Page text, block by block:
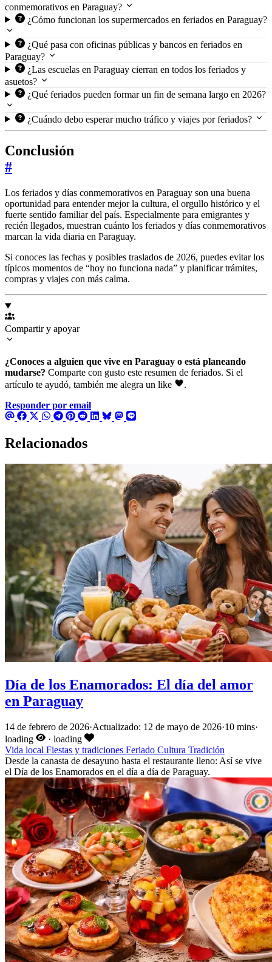
conmemorativos en Paraguay?
¿Cómo funcionan los supermercados en feriados en Paraguay?
¿Qué pasa con oficinas públicas y bancos en feriados en
Paraguay?
¿Las escuelas en Paraguay cierran en todos los feriados y
asuetos?
¿Qué feriados pueden formar un fin de semana largo en 2026?
¿Cuándo debo esperar mucho tráfico y viajes por feriados?
Conclusión
#
Los feriados y días conmemorativos en Paraguay son una buena
oportunidad para entender mejor la cultura, el orgullo histórico y el
fuerte sentido familiar del país. Especialmente para emigrantes y
recién llegados, muestran cuánto los feriados y días conmemorativos
marcan la vida diaria en Paraguay.
Si conoces las fechas y posibles traslados de 2026, puedes evitar los
típicos momentos de “hoy no funciona nada” y planificar trámites,
compras y viajes con más calma.
Compartir y apoyar
¿Conoces a alguien que vive en Paraguay o está planeando
mudarse? Comparte con gusto este resumen de feriados. Si el
artículo te ayudó, también me alegra un like
.
Responder por email
Relacionados
Día de los Enamorados: El día del amor
en Paraguay
14 de febrero de 2026·Actualizado: 12 de mayo de 2026·10 mins·
loading
· loading
Vida local Fiestas y tradiciones Feriado Cultura Tradición
Desde la canasta de desayuno hasta el restaurante lleno: Así se vive
el Día de los Enamorados en el día a día de Paraguay.